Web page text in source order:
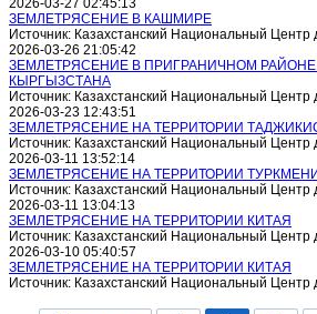
2026-03-27 02:45:13
ЗЕМЛЕТРЯСЕНИЕ В КАШМИРЕ
Источник: Казахстанский Национальный Центр
2026-03-26 21:05:42
ЗЕМЛЕТРЯСЕНИЕ В ПРИГРАНИЧНОМ РАЙОНЕ
КЫРГЫЗСТАНА
Источник: Казахстанский Национальный Центр
2026-03-23 12:43:51
ЗЕМЛЕТРЯСЕНИЕ НА ТЕРРИТОРИИ
Источник: Казахстанский Национальный Центр
2026-03-11 13:52:14
ЗЕМЛЕТРЯСЕНИЕ НА ТЕРРИТОРИИ
Источник: Казахстанский Национальный Центр
2026-03-11 13:04:13
ЗЕМЛЕТРЯСЕНИЕ НА ТЕРРИТОРИИ КИТАЯ
Источник: Казахстанский Национальный Центр
2026-03-10 05:40:57
ЗЕМЛЕТРЯСЕНИЕ НА ТЕРРИТОРИИ КИТАЯ
Источник: Казахстанский Национальный Центр